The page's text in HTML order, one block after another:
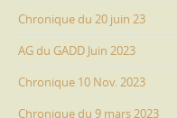
Chronique du 20 juin 23
AG du GADD Juin 2023
Chronique 10 Nov. 2023
Chronique du 9 mars 2023